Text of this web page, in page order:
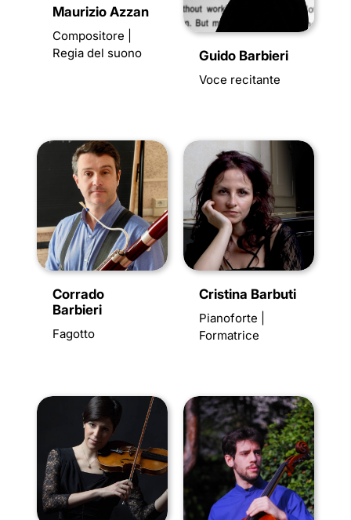
Maurizio Azzan
Compositore |
Regia del suono
Guido Barbieri
Voce recitante
Corrado
Barbieri
Fagotto
Cristina Barbuti
Pianoforte |
Formatrice